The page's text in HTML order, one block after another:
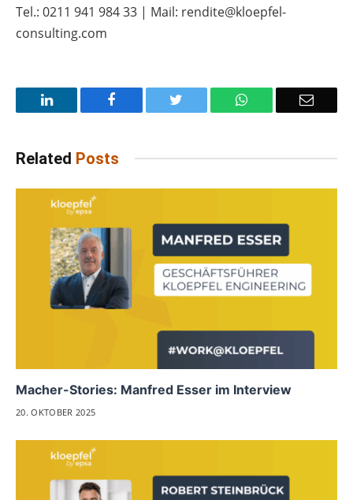
Tel.: 0211 941 984 33 | Mail: rendite@kloepfel-
consulting.com
LinkedIn Facebook WhatsApp Email
Related Posts
Macher-Stories: Manfred Esser im Interview
20. OKTOBER 2025